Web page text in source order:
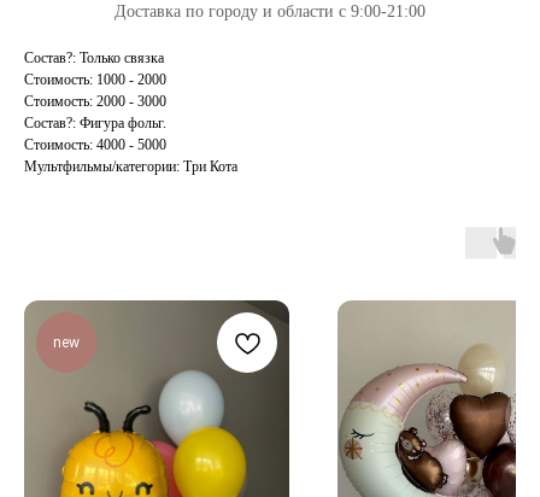
Доставка по городу и области с 9:00-21:00
Состав?: Только связка
Стоимость: 1000 - 2000
Стоимость: 2000 - 3000
Состав?: Фигура фольг.
Стоимость: 4000 - 5000
Мультфильмы/категории: Три Кота
new